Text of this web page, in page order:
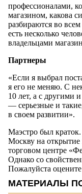
профессионалами,
магазином, какова
разбираются во
есть несколько
владельцами
Партнеры
«Если я выбрал
я его не меняю. С
10 лет, а с другими
— серьезные и
в своем развитии».
Маэстро был
Москву на открытие
торговом центре
Однако со
Пожалуйста
МАТЕРИАЛЫ